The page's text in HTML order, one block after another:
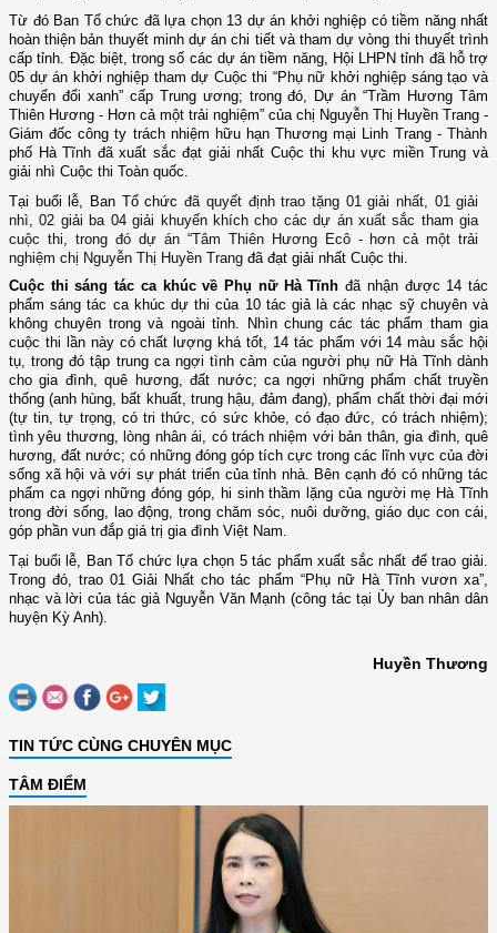
Từ đó Ban Tổ chức đã lựa chọn 13 dự án khởi nghiệp có tiềm năng nhất
hoàn thiện bản thuyết minh dự án chi tiết vàtham dự vòng thi thuyết trình
cấp tỉnh. Đặc biệt, trong số các dự án tiềm năng,
Hội LHPN tỉnh đã hỗ trợ
05 dự án khởi nghiệp tham dự Cuộc thi “Phụ nữ khởi nghiệp sáng tạo và
chuyển đổi xanh” cấp Trung ương; trong đó, Dự án “Trầm Hương Tâm
Thiên Hương - Hơn cả một trải nghiệm” của chị Nguyễn Thị Huyền Trang -
Giám đốc công ty trách nhiệm hữu hạn Thương mại Linh Trang - Thành
phố Hà Tĩnh đã xuất sắc đạt giải nhất Cuộc thi khu vực miền Trung và
giải nhì Cuộc thi Toàn quốc.
Tại buổi lễ, Ban Tổ chứcđã quyết định trao tặng 01 giải nhất, 01 giải
nhì, 02 giải ba 04 giải khuyến khích cho các dự án xuất sắc tham gia
cuộc thi, trong đó dự án “Tâm Thiên Hương Ecô - hơn cả một trải
nghiệm chị Nguyễn Thị Huyền Trang đã đạt giải nhất Cuộc thi.
Cuộc thi sáng tác ca khúc về Phụ nữ Hà Tĩnh đã nhận được 14 tác
phẩm sáng tác ca khúc dự thi của 10 tác giả là các nhạc sỹ chuyên và
không chuyên trong và ngoài tỉnh. Nhìn chung các tác phẩm tham gia
cuộc thi lần này có chất lượng khá tốt, 14 tác phẩm với 14 màu sắc hội
tụ, trong đó tập trung ca ngợi tình cảm của người phụ nữ Hà Tĩnh dành
cho gia đình, quê hương, đất nước; ca ngợi những phẩm chất truyền
thống (anh hùng, bất khuất, trung hậu, đảm đang), phẩm chất thời đại mới
(tự tin, tự trọng, có tri thức, có sức khỏe, có đạo đức, có trách nhiệm);
tình yêu thương, lòng nhân ái, có trách nhiệm với bản thân, gia đình, quê
hương, đất nước; có những đóng góp tích cực trong các lĩnh vực của đời
sống xã hội và với sự phát triển của tỉnh nhà. Bên cạnh đó có những tác
phẩm ca ngợi những đóng góp, hi sinh thầm lặng của người mẹ Hà Tĩnh
trong đời sống, lao động, trong chăm sóc, nuôi dưỡng, giáo dục con cái,
góp phần vun đắp giá trị gia đình Việt Nam.
Tại buổi lễ, Ban Tổ chức lựa chọn 5 tác phẩm xuất sắc nhất để trao giải.
Trong đó, trao 01 Giải Nhất cho tác phẩm “Phụ nữ Hà Tĩnh vươn xa”,
nhạc và lời của tác giả Nguyễn Văn Mạnh (công tác tại Ủy ban nhân dân
huyện Kỳ Anh).
Huyền Thương
TIN TỨC CÙNG CHUYÊN MỤC
TÂM ĐIỂM